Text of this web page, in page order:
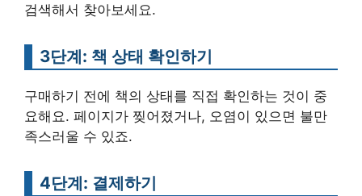
검색해서 찾아보세요.
3단계: 책 상태 확인하기
구매하기 전에 책의 상태를 직접 확인하는 것이 중
요해요. 페이지가 찢어졌거나, 오염이 있으면 불만
족스러울 수 있죠.
4단계: 결제하기